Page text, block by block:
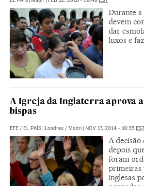
Durante a
devem
dar
luxos e
A Igreja da Inglaterra aprova
bispas
EFE / EL PAÍS Londres / Madri NOV 17, 2014 - 16:35 EST
A decisão
depois
foram
primeiras
inglesas